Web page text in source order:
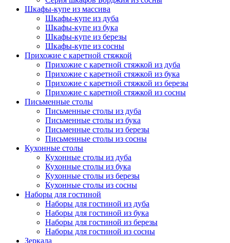
Шкафы-купе из массива
Шкафы-купе из дуба
Шкафы-купе из бука
Шкафы-купе из березы
Шкафы-купе из сосны
Прихожие с каретной стяжкой
Прихожие с каретной стяжкой из дуба
Прихожие с каретной стяжкой из бука
Прихожие с каретной стяжкой из березы
Прихожие с каретной стяжкой из сосны
Письменные столы
Письменные столы из дуба
Письменные столы из бука
Письменные столы из березы
Письменные столы из сосны
Кухонные столы
Кухонные столы из дуба
Кухонные столы из бука
Кухонные столы из березы
Кухонные столы из сосны
Наборы для гостиной
Наборы для гостиной из дуба
Наборы для гостиной из бука
Наборы для гостиной из березы
Наборы для гостиной из сосны
Зеркала